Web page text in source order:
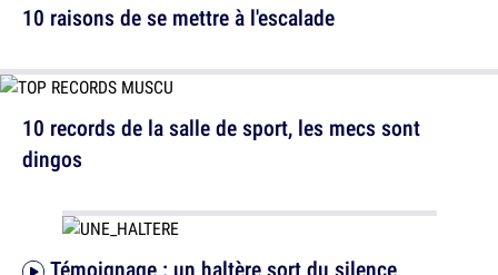
10 records de la salle de sport, les mecs sont
dingos
10 raisons de se mettre à l'escalade
Témoignage : un haltère sort du silence